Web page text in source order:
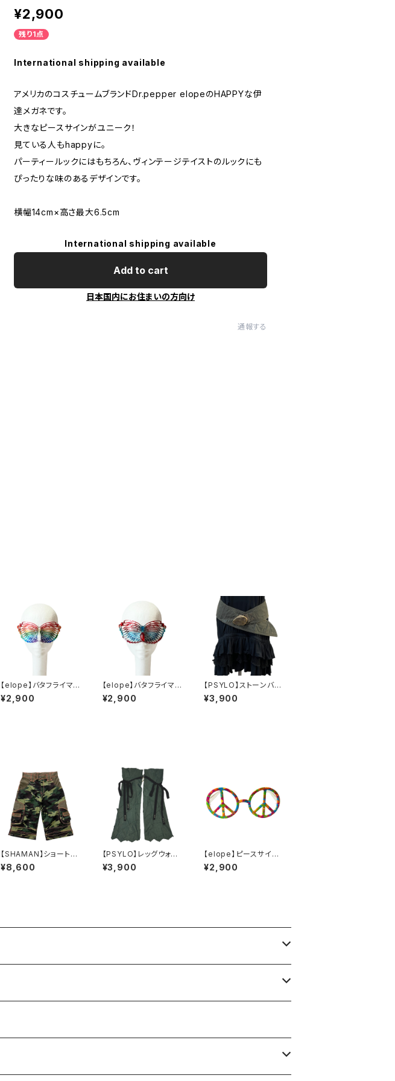
¥2,900
残り1点
International shipping available
アメリカのコスチュームブランドDr.pepper elopeのHAPPYな伊
達メガネです。
大きなピースサインがユニーク！
見ている人もhappyに。
パーティールックにはもちろん、ヴィンテージテイストのルックにも
ぴったりな味のあるデザインです。
横幅14cm×高さ最大6.5cm
International shipping available
Add to cart
日本国内にお住まいの方向け
通報する
【elope】バタフライマス
ク（RAINBOW）
¥2,900
【elope】バタフライマス
ク（BLUE/RED）
¥2,900
【PSYLO】ストーンバッ
クルポケットベルト＊Si
ngle Pocket Belt
¥3,900
【SHAMAN】ショートカ
ーゴパンツ-ARMY
¥8,600
【PSYLO】レッグウォー
マー＊Abstract Peco
Legwarmers
¥3,900
【elope】ピースサイン・
サイケデリック サイケ
な伊達メガネ
¥2,900